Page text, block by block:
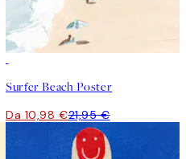
Surfer Beach Poster
Da 10,98 €21,95 €